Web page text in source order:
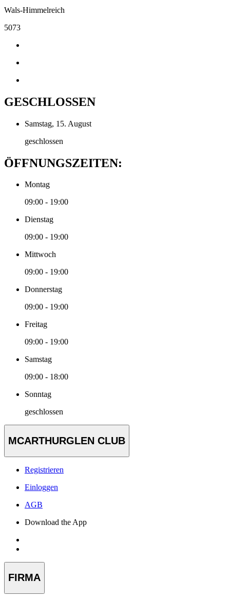
Wals-Himmelreich
5073
GESCHLOSSEN
Samstag, 15. August
geschlossen
ÖFFNUNGSZEITEN:
Montag
09:00 - 19:00
Dienstag
09:00 - 19:00
Mittwoch
09:00 - 19:00
Donnerstag
09:00 - 19:00
Freitag
09:00 - 19:00
Samstag
09:00 - 18:00
Sonntag
geschlossen
MCARTHURGLEN CLUB
Registrieren
Einloggen
AGB
Download the App
FIRMA